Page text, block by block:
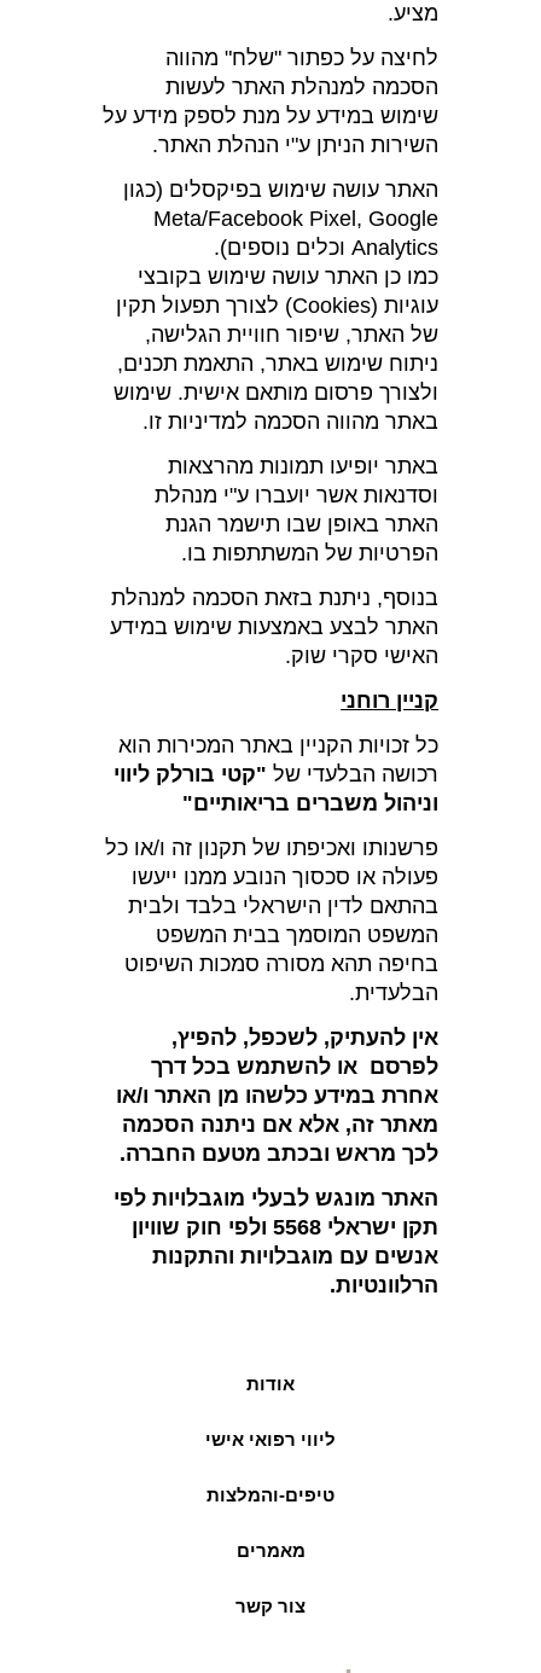
מציע.
לחיצה על כפתור "שלח" מהווה
הסכמה למנהלת האתר לעשות
שימוש במידע על מנת לספק מידע על
השירות הניתן ע"י הנהלת האתר.
האתר עושה שימוש בפיקסלים (כגון
Meta/Facebook Pixel, Google
Analytics וכלים נוספים).
כמו כן האתר עושה שימוש בקובצי
עוגיות (Cookies) לצורך תפעול תקין
של האתר, שיפור חוויית הגלישה,
ניתוח שימוש באתר, התאמת תכנים,
ולצורך פרסום מותאם אישית. שימוש
באתר מהווה הסכמה למדיניות זו.
באתר יופיעו תמונות מהרצאות
וסדנאות אשר יועברו ע"י מנהלת
האתר באופן שבו תישמר הגנת
הפרטיות של המשתתפות בו.
בנוסף, ניתנת בזאת הסכמה למנהלת
האתר לבצע באמצעות שימוש במידע
האישי סקרי שוק.
קניין רוחני
כל זכויות הקניין באתר המכירות הוא
רכושה הבלעדי של "קטי בורלק ליווי
וניהול משברים בריאותיים"
פרשנותו ואכיפתו של תקנון זה ו/או כל
פעולה או סכסוך הנובע ממנו ייעשו
בהתאם לדין הישראלי בלבד ולבית
המשפט המוסמך בבית המשפט
בחיפה תהא מסורה סמכות השיפוט
הבלעדית.
אין להעתיק, לשכפל, להפיץ,
לפרסם או להשתמש בכל דרך
אחרת במידע כלשהו מן האתר ו/או
מאתר זה, אלא אם ניתנה הסכמה
לכך מראש ובכתב מטעם החברה.
האתר מונגש לבעלי מוגבלויות לפי
תקן ישראלי 5568 ולפי חוק שוויון
אנשים עם מוגבלויות והתקנות
הרלוונטיות.
אודות
ליווי רפואי אישי
טיפים-והמלצות
מאמרים
צור קשר